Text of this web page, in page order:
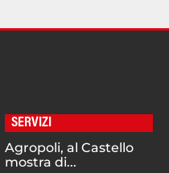
SERVIZI
Agropoli, al Castello
mostra di...